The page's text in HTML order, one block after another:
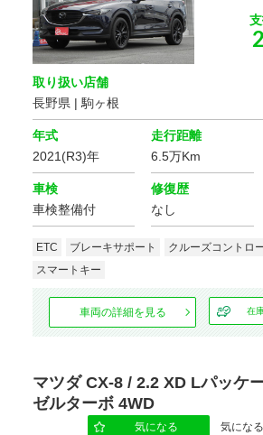
乗車定員
オーディオ関連
キーレス
エントリー
パワー
ウインドウ
パワー
ステ
ETC
取り扱い店舗
長野県 | 駒ヶ根
年式
2021(R3)年
走行距離
6.5万Km
車検
車検整備付
修復歴
なし
ETC ブレーキサポート クルーズコントロ
スマートキー
車両の詳細を見る 在
マツダ CX-8 / 2.2 XD Lパッケ
ゼルターボ 4WD
気になる 気にな